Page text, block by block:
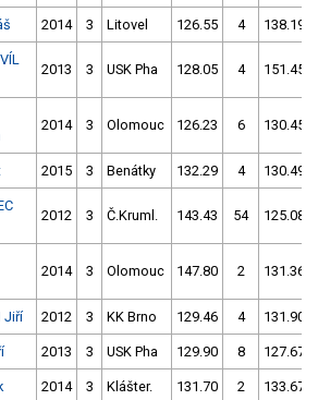
2014 3 Litovel 126.55 4 138.19
2013 3 USK Pha 128.05 4 151.45
2014 3 Olomouc 126.23 6 130.45
2015 3 Benátky 132.29 4 130.49
2012 3 Č.Kruml. 143.43 54 125.08
2014 3 Olomouc 147.80 2 131.36
Jiří 2012 3 KK Brno 129.46 4 131.90
2013 3 USK Pha 129.90 8 127.67
2014 3 Klášter. 131.70 2 133.67